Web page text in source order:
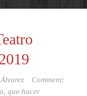
Comment:
que hacer